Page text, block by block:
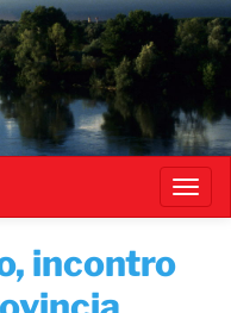
incontro